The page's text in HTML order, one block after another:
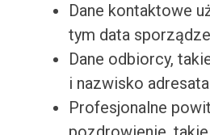
Dane kontaktowe
tym data
Dane odbiorcy,
i nazwisko
Profesjonalne